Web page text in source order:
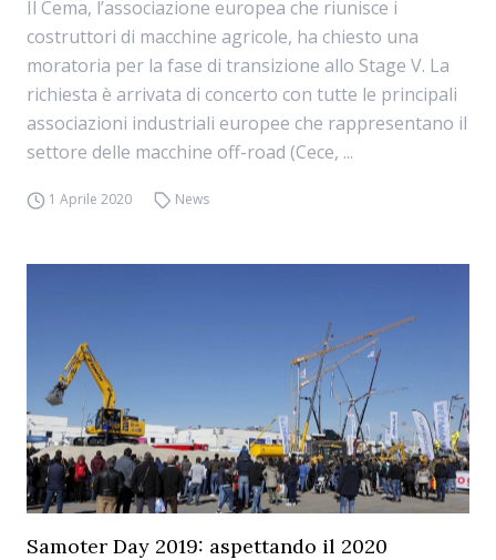
Il Cema, l’associazione europea che riunisce i
costruttori di macchine agricole, ha chiesto una
moratoria per la fase di transizione allo Stage V. La
richiesta è arrivata di concerto con tutte le principali
associazioni industriali europee che rappresentano il
settore delle macchine off-road (Cece, ...
1 Aprile 2020 News
Samoter Day 2019: aspettando il 2020